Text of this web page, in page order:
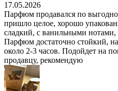
17.05.2026
Парфюм продавался по
пришло целое, хорошо
сладкий, с ванильными
Парфюм достаточно стойкий,
около 2-3 часов. Подойдет на
продавцу, рекомендую